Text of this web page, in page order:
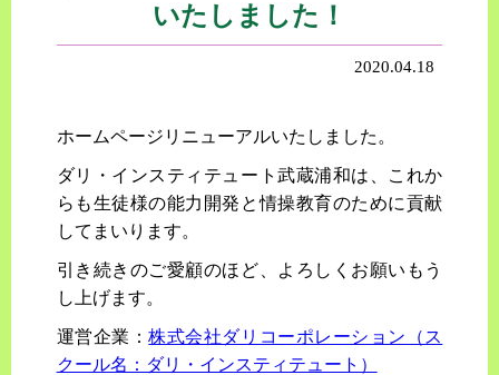
いたしました！
2020.04.18
ホームページリニューアルいたしました。
ダリ・インスティテュート武蔵浦和は、これか
らも生徒様の能力開発と情操教育のために貢献
してまいります。
引き続きのご愛顧のほど、よろしくお願いもう
し上げます。
運営企業：株式会社ダリコーポレーション（ス
クール名：ダリ・インスティテュート）